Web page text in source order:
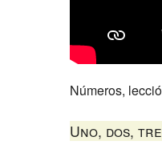
Números,
Uno, dos,